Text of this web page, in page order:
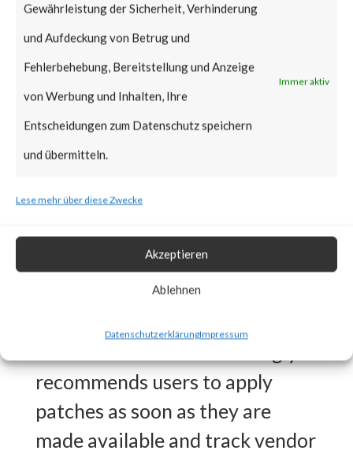
Gewährleistung der Sicherheit, Verhinderung
und Aufdeckung von Betrug und
Fehlerbehebung, Bereitstellung und Anzeige
von Werbung und Inhalten, Ihre
Entscheidungen zum Datenschutz speichern
und übermitteln.
Immer aktiv
Lese mehr über diese Zwecke
Akzeptieren
Ablehnen
DatenschutzerklärungImpressum
compromised system. Both
vulnerabilities have been added
to CISA’s Known Exploited
Vulnerabilities (KEV) catalog.
What is the Vendor Solution?
At the time of posting, there is
no patch available; Ivanti has
released workarounds as the
two new vulnerabilities are
recommends users to apply
patches as soon as they are
made available and track vendor